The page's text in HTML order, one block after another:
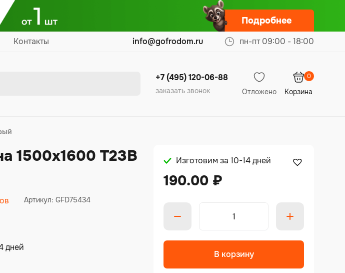
Подробнее
Контакты info@gofrodom.ru пн-пт 09:00 - 18:00
+7 (495) 120-06-88
заказать звонок Отложено Корзина
0
1500х1600 Т23В
Артикул: GFD75434
дней
Изготовим за 10-14 дней
190.00 ₽
В корзину